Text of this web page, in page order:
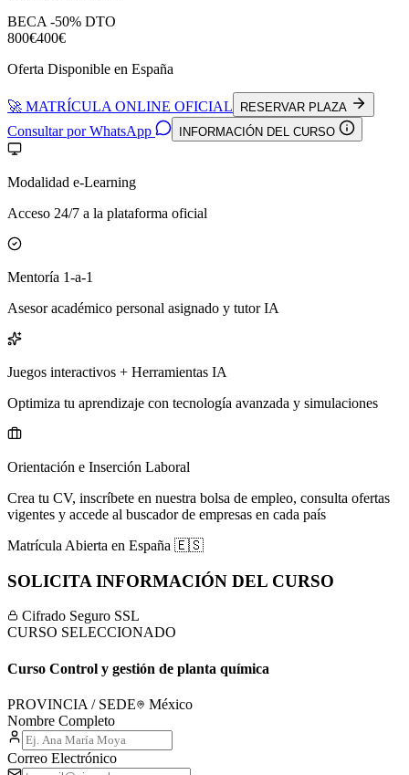
BECA -50% DTO
800€400€
Oferta Disponible en España
🚀 MATRÍCULA ONLINE OFICIAL RESERVAR PLAZA
Consultar por WhatsApp INFORMACIÓN DEL CURSO
Modalidad e-Learning
Acceso 24/7 a la plataforma oficial
Mentoría 1-a-1
Asesor académico personal asignado y tutor IA
Juegos interactivos + Herramientas IA
Optimiza tu aprendizaje con tecnología avanzada y simulaciones
Orientación e Inserción Laboral
Crea tu CV, inscríbete en nuestra bolsa de empleo, consulta ofertas
vigentes y accede al buscador de empresas en cada país
Matrícula Abierta en España 🇪🇸
SOLICITA INFORMACIÓN DEL CURSO
Cifrado Seguro SSL
CURSO SELECCIONADO
Curso Control y gestión de planta química
PROVINCIA / SEDE
México
Nombre Completo
Correo Electrónico